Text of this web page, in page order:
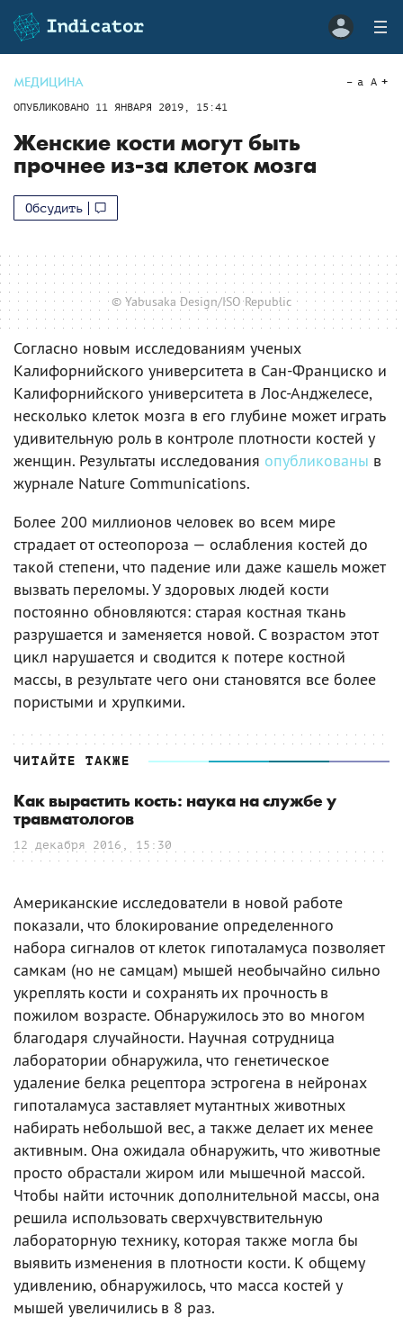
МЕДИЦИНА
ОПУБЛИКОВАНО 11 ЯНВАРЯ 2019, 15:41
a A
Женские кости могут быть
прочнее из-за клеток мозга
Обсудить
© Yabusaka Design/ISO Republic
Согласно новым исследованиям ученых
Калифорнийского университета в Сан-Франциско и
Калифорнийского университета в Лос-Анджелесе,
несколько клеток мозга в его глубине может играть
удивительную роль в контроле плотности костей у
женщин. Результаты исследования опубликованы в
журнале Nature Communications.
Более 200 миллионов человек во всем мире
страдает от остеопороза — ослабления костей до
такой степени, что падение или даже кашель может
вызвать переломы. У здоровых людей кости
постоянно обновляются: старая костная ткань
разрушается и заменяется новой. С возрастом этот
цикл нарушается и сводится к потере костной
массы, в результате чего они становятся все более
пористыми и хрупкими.
ЧИТАЙТЕ ТАКЖЕ
Как вырастить кость: наука на службе у
травматологов
12 декабря 2016, 15:30
Американские исследователи в новой работе
показали, что блокирование определенного
набора сигналов от клеток гипоталамуса позволяет
самкам (но не самцам) мышей необычайно сильно
укреплять кости и сохранять их прочность в
пожилом возрасте. Обнаружилось это во многом
благодаря случайности. Научная сотрудница
лаборатории обнаружила, что генетическое
удаление белка рецептора эстрогена в нейронах
гипоталамуса заставляет мутантных животных
набирать небольшой вес, а также делает их менее
активным. Она ожидала обнаружить, что животные
просто обрастали жиром или мышечной массой.
Чтобы найти источник дополнительной массы, она
решила использовать сверхчувствительную
лабораторную технику, которая также могла бы
выявить изменения в плотности кости. К общему
удивлению, обнаружилось, что масса костей у
мышей увеличились в 8 раз.